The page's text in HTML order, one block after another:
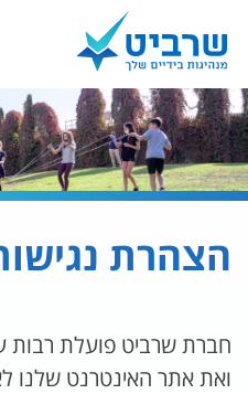
הצהרת
חברת שרביט פועלת רבות
ואת אתר האינטרנט שלנו